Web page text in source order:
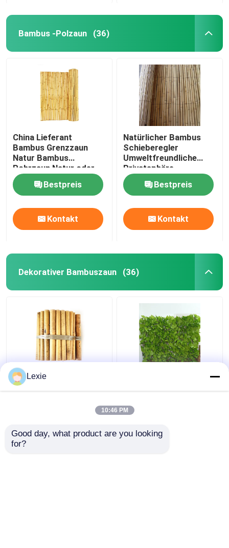
Bambus -Polzaun (36)
China Lieferant
Bambus Grenzzaun
Natur Bambus
Rohrzaun Natur oder
schwarze Farbe Für
GartenzaunBestpreis
Kontakt
Natürlicher Bambus
Schieberegler
Umweltfreundliche
Privatsphäre
Schieberegler Zaun
Bambus Schieberegler
Roll für Balkon
Windschutz
Bestpreis
Kontakt
Dekorativer Bambuszaun (36)
20 x 100 cm
dekorativer
dekorativer Grenzzaun
für die
Außendekoration
Lexie
10:46 PM
Good day, what product are you looking
for?